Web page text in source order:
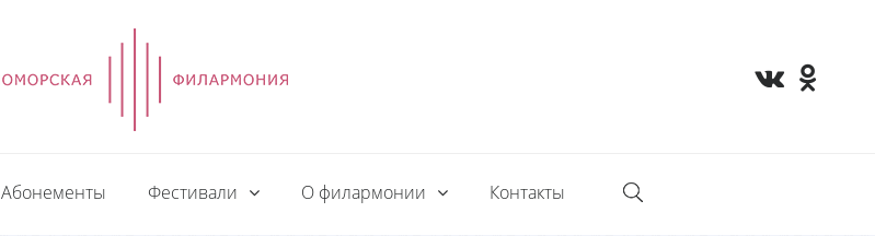
Абонементы Фестивали О филармонии Контакты